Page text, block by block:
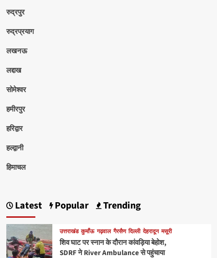
रुद्रपुर
रुद्रप्रयाग
लखनऊ
लद्दाख
सोमेश्वर
हमीरपुर
हरिद्वार
हल्द्वानी
हिमाचल
Latest Popular Trending
उत्तराखंड कुमाँऊ गढ़वाल गैरसैण दिल्ली देहरादून मसूरी
शिव घाट पर स्नान के दौरान कांवड़िया बेहोश,
SDRF ने River Ambulance से पहुंचाया